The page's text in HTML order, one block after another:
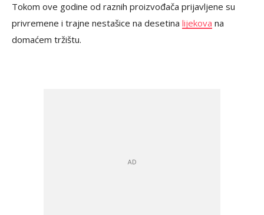
Tokom ove godine od raznih proizvođača prijavljene su
privremene i trajne nestašice na desetina lijekova na
domaćem tržištu.